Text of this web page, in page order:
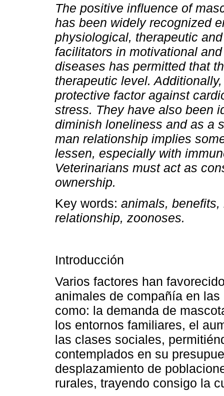
The positive influence of
has been widely recognized
physiological, therapeutic
facilitators in motivational
diseases has permitted that
therapeutic level.
protective factor against
stress. They have also been
diminish loneliness and as a
man relationship implies
lessen, especially with
Veterinarians must act as
ownership.
Key words: animals,
relationship, zoonoses.
Introducción
Varios factores han
animales de compañía en
como: la demanda de
los entornos familiares, el
las clases sociales,
contemplados en su
desplazamiento de
rurales, trayendo consigo la